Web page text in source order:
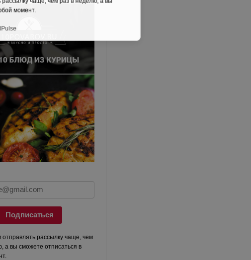
Подписаться
рассылку чаще, чем
а вы сможете отписаться в
момент.